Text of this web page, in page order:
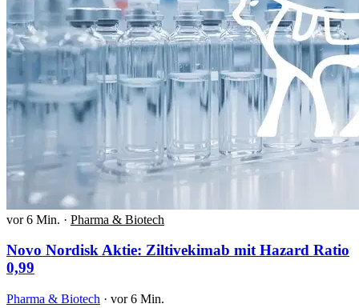
vor 6 Min. · Pharma & Biotech
Novo Nordisk Aktie: Ziltivekimab mit Hazard Ratio
0,99
Pharma & Biotech · vor 6 Min.